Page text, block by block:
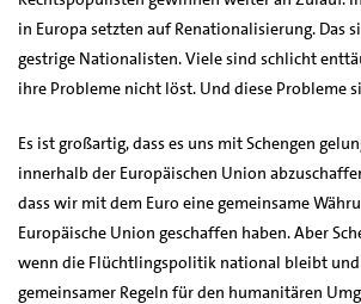
in Europa setzten auf Renationalisierung. Das
gestrige Nationalisten. Viele sind schlicht
ihre Probleme nicht löst. Und diese Probleme
Es ist großartig, dass es uns mit Schengen
innerhalb der Europäischen Union
dass wir mit dem Euro eine gemeinsame
Europäische Union geschaffen haben. Aber
wenn die Flüchtlingspolitik national bleibt
gemeinsamer Regeln für den humanitären